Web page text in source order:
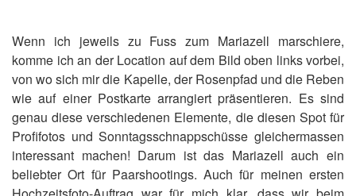
Wenn ich jeweils zu Fuss zum Mariazell marschiere,
komme ich an der Location auf dem Bild oben links vorbei,
von wo sich mir die Kapelle, der Rosenpfad und die Reben
wie auf einer Postkarte arrangiert präsentieren. Es sind
genau diese verschiedenen Elemente, die diesen Spot für
Profifotos und Sonntagsschnappschüsse gleichermassen
interessant machen! Darum ist das Mariazell auch ein
beliebter Ort für Paarshootings. Auch für meinen ersten